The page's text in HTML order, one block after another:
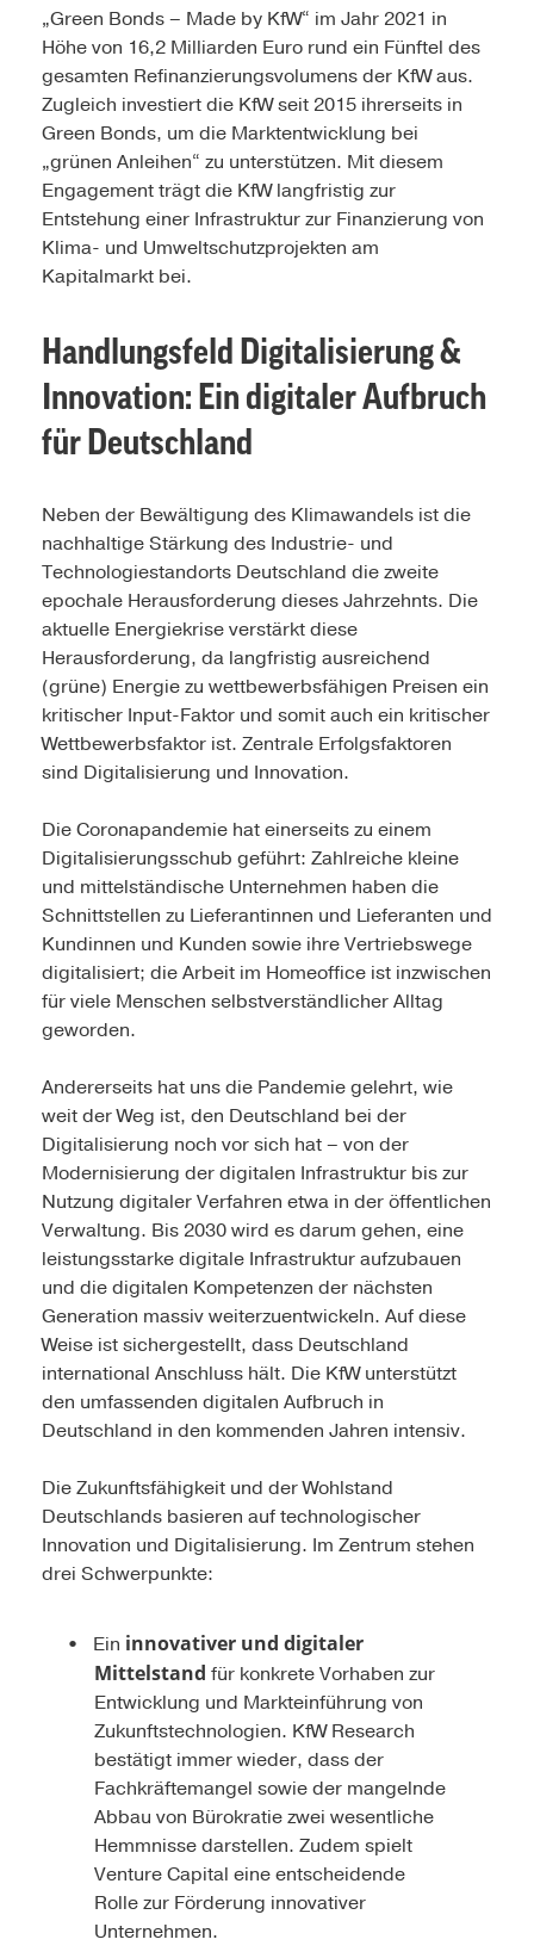
„Green Bonds – Made by KfW“ im Jahr 2021 in
Höhe von 16,2 Milliarden Euro rund ein Fünftel des
gesamten Refinanzierungsvolumens der KfW aus.
Zugleich investiert die KfW seit 2015 ihrerseits in
Green Bonds, um die Marktentwicklung bei
„grünen Anleihen“ zu unterstützen. Mit diesem
Engagement trägt die KfW langfristig zur
Entstehung einer Infrastruktur zur Finanzierung von
Klima- und Umweltschutzprojekten am
Kapitalmarkt bei.
Handlungsfeld Digitalisierung &
Innovation: Ein digitaler Aufbruch
für Deutschland
Neben der Bewältigung des Klimawandels ist die
nachhaltige Stärkung des Industrie- und
Technologiestandorts Deutschland die zweite
epochale Herausforderung dieses Jahrzehnts. Die
aktuelle Energiekrise verstärkt diese
Herausforderung, da langfristig ausreichend
(grüne) Energie zu wettbewerbsfähigen Preisen ein
kritischer Input-Faktor und somit auch ein kritischer
Wettbewerbsfaktor ist. Zentrale Erfolgsfaktoren
sind Digitalisierung und Innovation.
Die Coronapandemie hat einerseits zu einem
Digitalisierungsschub geführt: Zahlreiche kleine
und mittelständische Unternehmen haben die
Schnittstellen zu Lieferantinnen und Lieferanten und
Kundinnen und Kunden sowie ihre Vertriebswege
digitalisiert; die Arbeit im Homeoffice ist inzwischen
für viele Menschen selbstverständlicher Alltag
geworden.
Andererseits hat uns die Pandemie gelehrt, wie
weit der Weg ist, den Deutschland bei der
Digitalisierung noch vor sich hat – von der
Modernisierung der digitalen Infrastruktur bis zur
Nutzung digitaler Verfahren etwa in der öffentlichen
Verwaltung. Bis 2030 wird es darum gehen, eine
leistungsstarke digitale Infrastruktur aufzubauen
und die digitalen Kompetenzen der nächsten
Generation massiv weiterzuentwickeln. Auf diese
Weise ist sichergestellt, dass Deutschland
international Anschluss hält. Die KfW unterstützt
den umfassenden digitalen Aufbruch in
Deutschland in den kommenden Jahren intensiv.
Die Zukunftsfähigkeit und der Wohlstand
Deutschlands basieren auf technologischer
Innovation und Digitalisierung. Im Zentrum stehen
drei Schwerpunkte:
Ein innovativer und digitaler
Mittelstand für konkrete Vorhaben zur
Entwicklung und Markteinführung von
Zukunftstechnologien. KfW Research
bestätigt immer wieder, dass der
Fachkräftemangel sowie der mangelnde
Abbau von Bürokratie zwei wesentliche
Hemmnisse darstellen. Zudem spielt
Venture Capital eine entscheidende
Rolle zur Förderung innovativer
Unternehmen.